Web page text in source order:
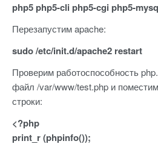
php5 php5-cli php5-cgi php5-
Перезапустим apache:
sudo /etc/init.d/apache2 restart
Проверим работоспособность
файл /var/www/test.php и
строки:
<?php
print_r (phpinfo());